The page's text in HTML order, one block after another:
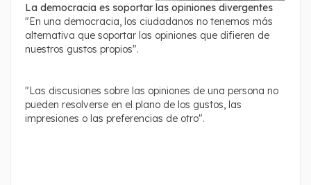
La democracia es soportar las opiniones divergentes
"En una democracia, los ciudadanos no tenemos más
alternativa que soportar las opiniones que difieren de
nuestros gustos propios".
"Las discusiones sobre las opiniones de una persona no
pueden resolverse en el plano de los gustos, las
impresiones o las preferencias de otro".